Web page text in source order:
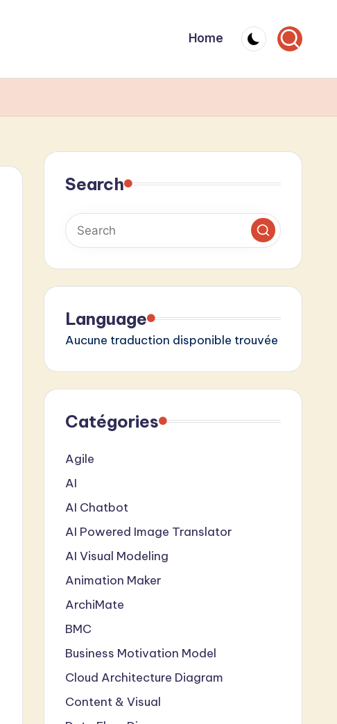
Home
Search
Language
Aucune traduction disponible trouvée
Catégories
Agile
AI
AI Chatbot
AI Powered Image Translator
AI Visual Modeling
Animation Maker
ArchiMate
BMC
Business Motivation Model
Cloud Architecture Diagram
Content & Visual